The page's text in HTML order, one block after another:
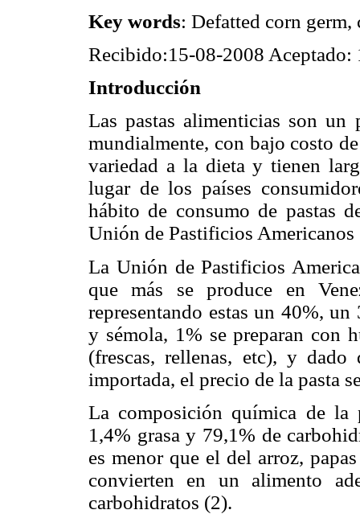
Key words: Defatted corn
Recibido:15-08-2008 Aceptado:
Introducción
Las pastas alimenticias son un
mundialmente, con bajo costo
variedad a la dieta y tienen
lugar de los países
hábito de consumo de pastas
Unión de Pastificios Americanos
La Unión de Pastificios
que más se produce en
representando estas un 40%,
y sémola, 1% se preparan con
(frescas, rellenas, etc), y
importada, el precio de la pasta
La composición química de la
1,4% grasa y 79,1% de
es menor que el del arroz,
convierten en un alimento
carbohidratos (2).